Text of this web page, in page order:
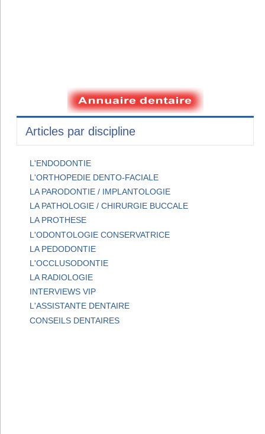
Articles par discipline
L'ENDODONTIE
L'ORTHOPEDIE DENTO-FACIALE
LA PARODONTIE / IMPLANTOLOGIE
LA PATHOLOGIE / CHIRURGIE BUCCALE
LA PROTHESE
L'ODONTOLOGIE CONSERVATRICE
LA PEDODONTIE
L'OCCLUSODONTIE
LA RADIOLOGIE
INTERVIEWS VIP
L'ASSISTANTE DENTAIRE
CONSEILS DENTAIRES